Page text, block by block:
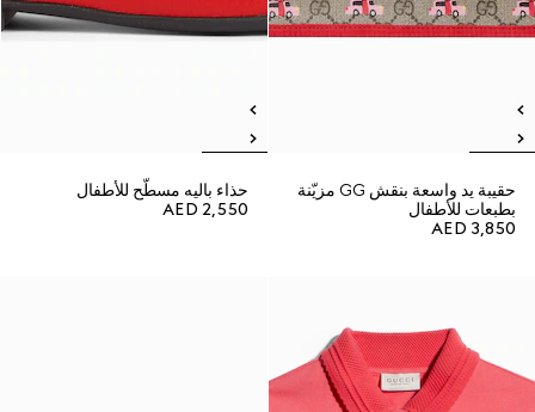
حقيبة يد واسعة بنقش GG مزيّنة
بطبعات للأطفال
AED 3,850
حذاء باليه مسطّح للأطفال
AED 2,550